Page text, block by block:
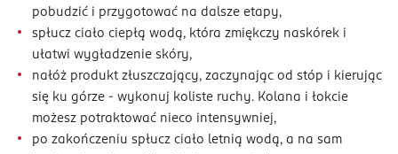
pobudzić i przygotować na dalsze etapy,
spłucz ciało ciepłą wodą, która zmiękczy naskórek i
ułatwi wygładzenie skóry,
nałóż produkt złuszczający, zaczynając od stóp i kierując
się ku górze - wykonuj koliste ruchy. Kolana i łokcie
możesz potraktować nieco intensywniej,
po zakończeniu spłucz ciało letnią wodą, a na sam